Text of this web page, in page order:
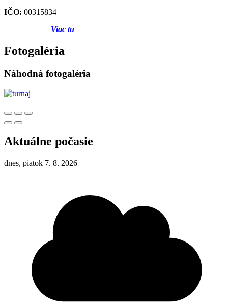
IČO: 00315834
Viac tu
Fotogaléria
Náhodná fotogaléria
Aktuálne počasie
dnes, piatok 7. 8. 2026